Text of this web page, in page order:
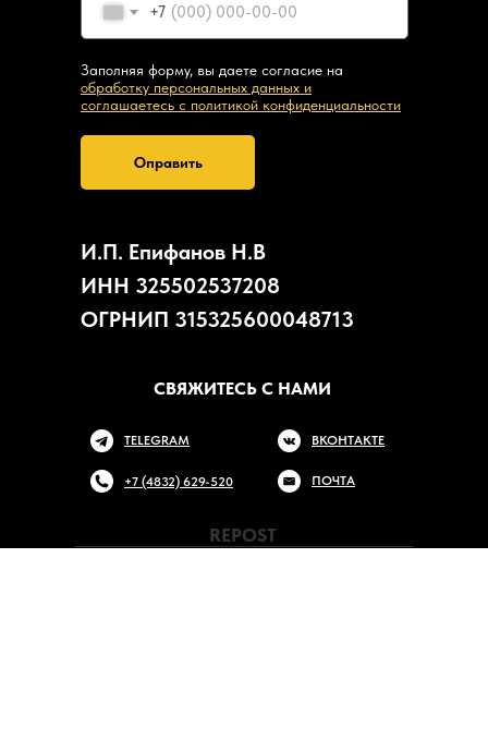
+7
Заполняя форму, вы даете согласие на
обработку персональных данных и
соглашаетесь c политикой конфиденциальности
Оправить
+7 (4832) 629-520
TELEGRAM
ПОЧТА
ВКОНТАКТЕ
СВЯЖИТЕСЬ С НАМИ
И.П. Епифанов Н.В
ИНН 325502537208
ОГРНИП 315325600048713
REPOST